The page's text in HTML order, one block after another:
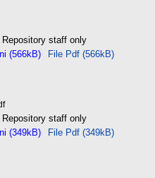
Repository staff only
(566kB)
File Pdf (566kB)
Repository staff only
(349kB)
File Pdf (349kB)